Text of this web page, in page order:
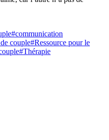
#communication
couple#Ressource pour le
#Thérapie